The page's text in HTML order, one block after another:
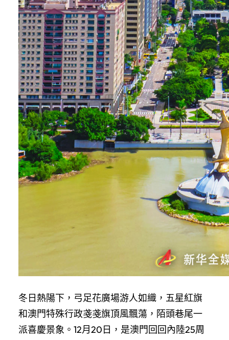
冬日熱陽下，弓足花廣場游人如織，五星紅旗
和澳門特殊行政戔戔旗頂風飄蕩，陌頭巷尾一
派喜慶景象。12月20日，是澳門回回內陸25周